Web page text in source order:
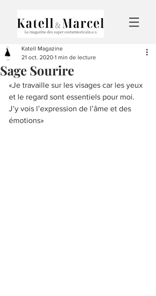
Sage Sourire
Katell Magazine
21 oct. 2020 1 min de lecture
«Je travaille sur les visages car les yeux
et le regard sont essentiels pour moi.
J’y vois l’expression de l’âme et des
émotions»